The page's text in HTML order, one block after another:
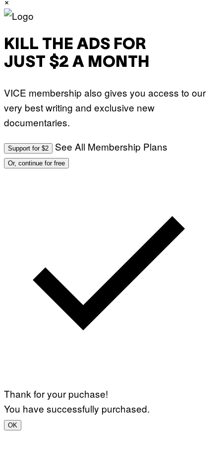
KILL THE ADS FOR
JUST $2 A MONTH
VICE membership also gives you access to our
very best writing and exclusive new
documentaries.
Support for $2 See All Membership Plans
Or, continue for free
Thank for your puchase!
You have successfully purchased.
OK